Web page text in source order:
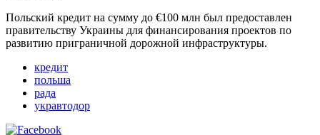
Польский кредит на сумму до €100 млн был предоставлен
правительству Украины для финансирования проектов по
развитию приграничной дорожной инфраструктуры.
кредит
польша
рада
укравтодор